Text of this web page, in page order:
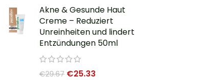
Akne & Gesunde Haut
Creme – Reduziert
Unreinheiten und lindert
Entzündungen 50ml
€29.67 €25.33